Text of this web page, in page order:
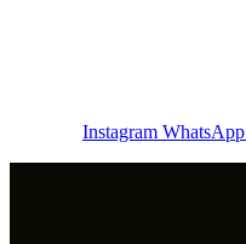
Instagram WhatsApp